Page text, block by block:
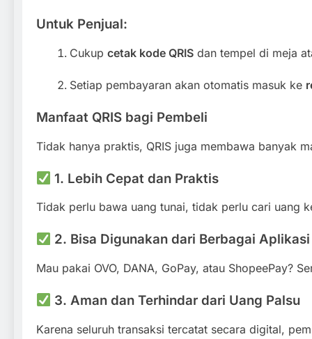
Untuk Penjual:
Cukup cetak kode QRIS dan tempel di meja
Setiap pembayaran akan otomatis masuk ke
Manfaat QRIS bagi Pembeli
Tidak hanya praktis, QRIS juga membawa banyak
1. Lebih Cepat dan Praktis
Tidak perlu bawa uang tunai, tidak perlu cari uang
2. Bisa Digunakan dari Berbagai Aplikasi
Mau pakai OVO, DANA, GoPay, atau ShopeePay?
3. Aman dan Terhindar dari Uang Palsu
Karena seluruh transaksi tercatat secara digital,